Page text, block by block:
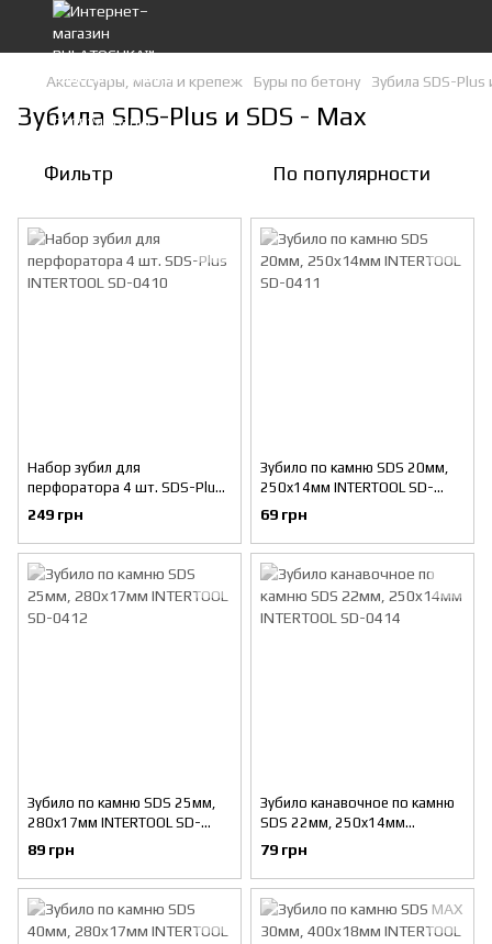
Аксессуары, масла и крепеж Буры по бетону Зубила SDS-Plus
Зубила SDS-Plus и SDS - Max
Фильтр По популярности
Набор зубил для
перфоратора 4 шт. SDS-Plus
INTERTOOL SD-0410
249 грн
Зубило по камню SDS 20мм,
250x14мм INTERTOOL SD-
0411
69 грн
Зубило по камню SDS 25мм,
280x17мм INTERTOOL SD-
0412
89 грн
Зубило канавочное по камню
SDS 22мм, 250x14мм
INTERTOOL SD-0414
79 грн